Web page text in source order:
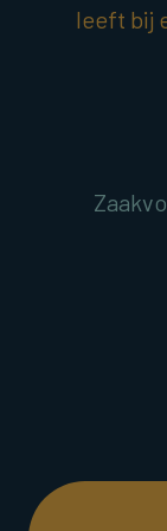
leeft bij